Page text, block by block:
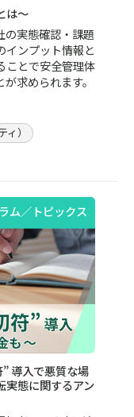
は～
の実態確認・課題
インプット情報と
ことで安全管理体
求められます。
）
ム／トピックス
導入で悪質な場
実態に関するアン